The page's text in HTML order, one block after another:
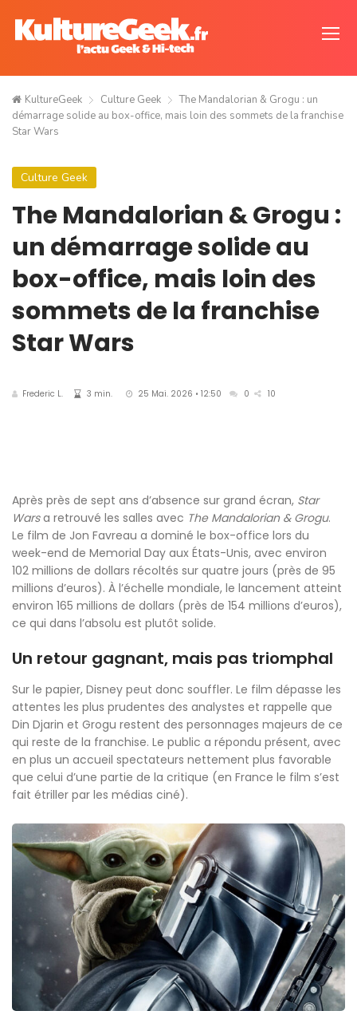
KultureGeek Culture Geek
The Mandalorian & Grogu : un
démarrage solide au box-office, mais loin des sommets de la franchise
Star Wars
Culture Geek
The Mandalorian & Grogu :
un démarrage solide au
box-office, mais loin des
sommets de la franchise
Star Wars
Frederic L. 3 min. 25 Mai. 2026 • 12:50 0 10
Après près de sept ans d’absence sur grand écran, Star
Warsa retrouvé les salles avec The Mandalorian & Grogu.
Le film de Jon Favreau a dominé le box-office lors du
week-end de Memorial Day aux États-Unis, avec environ
102 millions de dollars récoltés sur quatre jours (près de 95
millions d’euros). À l’échelle mondiale, le lancement atteint
environ 165 millions de dollars (près de 154 millions d’euros),
ce qui dans l’absolu est plutôt solide.
Un retour gagnant, mais pas triomphal
Sur le papier, Disney peut donc souffler. Le film dépasse les
attentes les plus prudentes des analystes et rappelle que
Din Djarin et Grogu restent des personnages majeurs de ce
qui reste de la franchise. Le public a répondu présent, avec
en plus un accueil spectateurs nettement plus favorable
que celui d’une partie de la critique (en France le film s’est
fait étriller par les médias ciné).